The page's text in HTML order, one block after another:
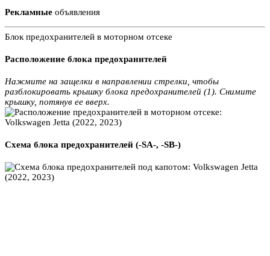
Рекламные объявления
Блок предохранителей в моторном отсеке
Расположение блока предохранителей
Нажмите на защелки в направлении стрелки, чтобы
разблокировать крышку блока предохранителей (1). Снимите
крышку, потянув ее вверх.
Схема блока предохранителей (-SA-, -SB-)